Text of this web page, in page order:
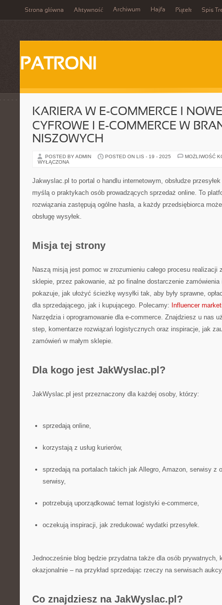
Strona główna Aktywność Archiwum Hajfa Piątek Spis
PATRONI
KARIERA W E-COMMERCE I
CYFROWE I E-COMMERCE W
NISZOWYCH
POSTED BY ADMIN POSTED ON LIS - 19 - 2025
MOŻLIWOŚĆ
WYŁĄCZONA
Jakwyslac.pl to portal o handlu internetowym, obsłudze
myślą o praktykach osób prowadzących sprzedaż online. To
rozwiązania zastępują ogólne hasła, a każdy przedsiębiorca
obsługę wysyłek.
Misja tej strony
Naszą misją jest pomoc w zrozumieniu całego procesu realizacji
sklepie, przez pakowanie, aż po finalne dostarczenie
pokazuje, jak ułożyć ścieżkę wysyłki tak, aby były sprawne,
dla sprzedającego, jak i kupującego. Polecamy: Influencer
Narzędzia i oprogramowanie dla e-commerce. Znajdziesz u nas
step, komentarze rozwiązań logistycznych oraz inspiracje, jak
zamówień w małym sklepie.
Dla kogo jest JakWyslac.pl?
JakWyslac.pl jest przeznaczony dla każdej osoby, którzy:
sprzedają online,
korzystają z usług kurierów,
sprzedają na portalach takich jak Allegro, Amazon, serwisy z
serwisy,
potrzebują uporządkować temat logistyki e-commerce,
oczekują inspiracji, jak zredukować wydatki przesyłek.
Jednocześnie blog będzie przydatna także dla osób prywatnych,
okazjonalnie – na przykład sprzedając rzeczy na serwisach
Co znajdziesz na JakWyslac.pl?